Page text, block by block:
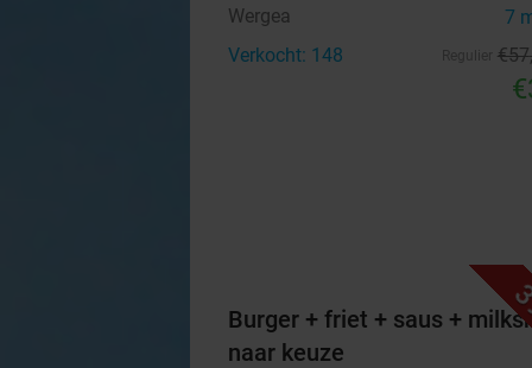
Wergea 7
Verkocht: 148 €57
Burger + friet + saus +
naar keuze